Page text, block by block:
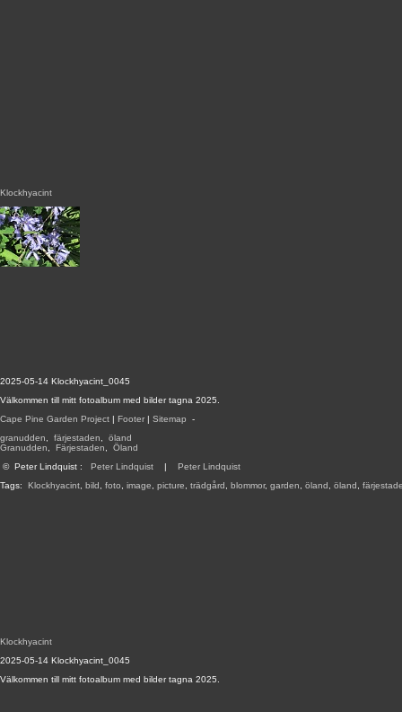
2025-05-14 Klockhyacint_0045
Välkommen till mitt fotoalbum med bilder tagna 2025.
Cape Pine Garden Project | Footer | Sitemap -
granudden
färjestaden
öland
Granudden
Färjestaden
Öland
© Peter Lindquist : Peter Lindquist | Peter Lindquist
Tags: Klockhyacint bild foto image picture trädgård blommor, garden öland öland
Klockhyacint
Klockhyacint
2025-05-14 Klockhyacint_0045
Välkommen till mitt fotoalbum med bilder tagna 2025.